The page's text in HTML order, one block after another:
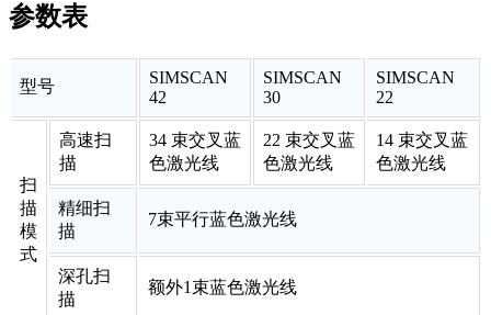
参数表
型号
SIMSCAN
42
SIMSCAN
30
SIMSCAN
22
扫
描
模
式
高速扫
描
34 束交叉蓝
色激光线
22 束交叉蓝
色激光线
14 束交叉蓝
色激光线
精细扫
描
7束平行蓝色激光线
深孔扫
描
额外1束蓝色激光线